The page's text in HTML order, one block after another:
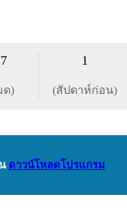
ด)
1
(สัปดาห์ก่อน)
ดาวน์โหลดโปรแกรม